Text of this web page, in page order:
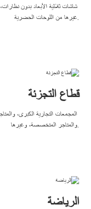
شاشات ثلاثية الأبعاد بدون
غيرها من اللوحات الحضرية.
قطاع التجزئة
المجمعات التجارية الكبرى،
الرياضة